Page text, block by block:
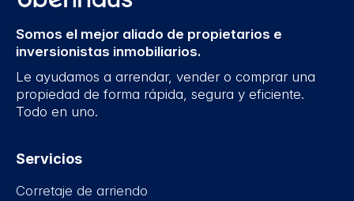
Somos el mejor aliado de propietarios e
inversionistas inmobiliarios.
Le ayudamos a arrendar, vender o comprar una
propiedad de forma rápida, segura y eficiente.
Todo en uno.
Servicios
Corretaje de arriendo